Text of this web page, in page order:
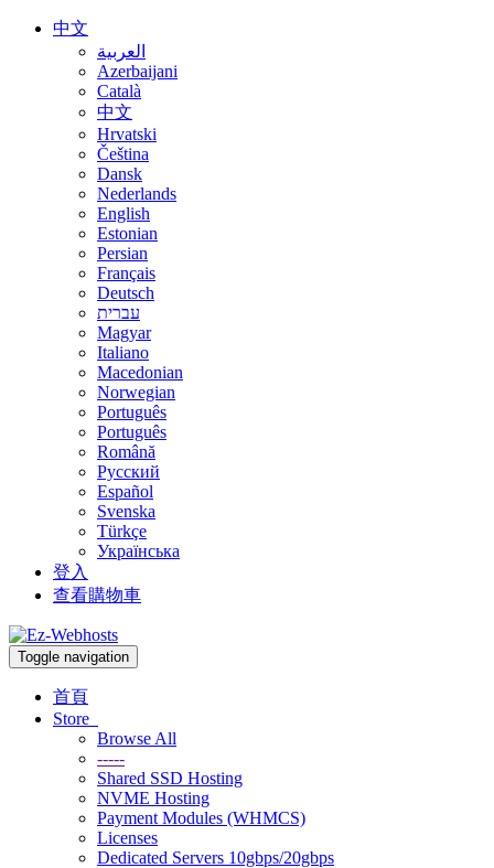
中文
العربية
Azerbaijani
Català
中文
Hrvatski
Čeština
Dansk
Nederlands
English
Estonian
Persian
Français
Deutsch
עברית
Magyar
Italiano
Macedonian
Norwegian
Português
Português
Română
Русский
Español
Svenska
Türkçe
Українська
登入
查看購物車
Toggle navigation
首頁
Store
Browse All
-----
Shared SSD Hosting
NVME Hosting
Payment Modules (WHMCS)
Licenses
Dedicated Servers 10gbps/20gbps